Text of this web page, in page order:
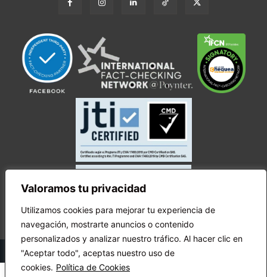
Valoramos tu privacidad
Utilizamos cookies para mejorar tu experiencia de
navegación, mostrarte anuncios o contenido
personalizados y analizar nuestro tráfico. Al hacer clic en
"Aceptar todo", aceptas nuestro uso de
cookies. Política de Cookies
© Copyright Ecuador Chequea 2025.